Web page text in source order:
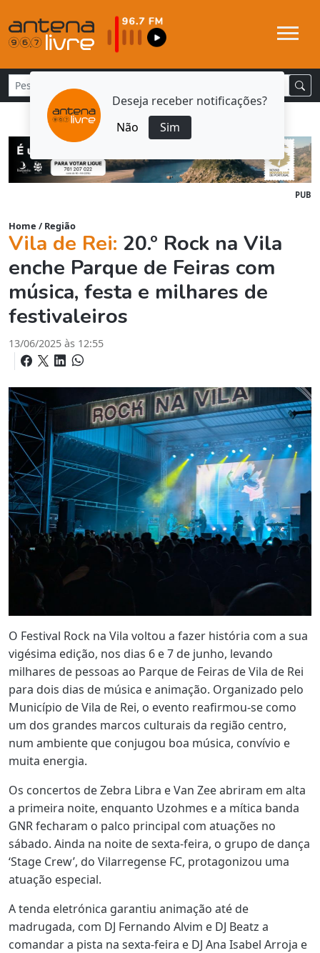
Deseja receber notificações?
Não
Sim
PUB
Home / Região
Vila de Rei: 20.º Rock na Vila
enche Parque de Feiras com
música, festa e milhares de
festivaleiros
13/06/2025 às 12:55
O Festival Rock na Vila voltou a fazer história com a sua
vigésima edição, nos dias 6 e 7 de junho, levando
milhares de pessoas ao Parque de Feiras de Vila de Rei
para dois dias de música e animação. Organizado pelo
Município de Vila de Rei, o evento reafirmou-se como
um dos grandes marcos culturais da região centro,
num ambiente que conjugou boa música, convívio e
muita energia.
Os concertos de Zebra Libra e Van Zee abriram em alta
a primeira noite, enquanto Uzohmes e a mítica banda
GNR fecharam o palco principal com atuações no
sábado. Ainda na noite de sexta-feira, o grupo de dança
‘Stage Crew’, do Vilarregense FC, protagonizou uma
atuação especial.
A tenda eletrónica garantiu animação até de
madrugada, com DJ Fernando Alvim e DJ Beatz a
comandar a pista na sexta-feira e DJ Ana Isabel Arroja e